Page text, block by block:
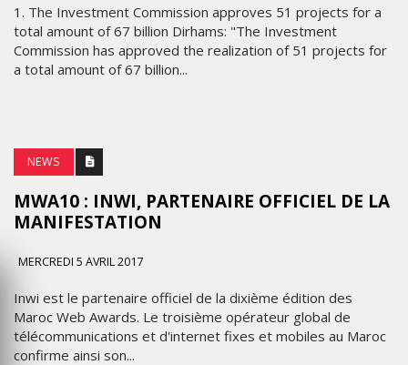
1. The Investment Commission approves 51 projects for a
total amount of 67 billion Dirhams: "The Investment
Commission has approved the realization of 51 projects for
a total amount of 67 billion...
NEWS
MWA10 : INWI, PARTENAIRE OFFICIEL DE LA
MANIFESTATION
MERCREDI 5 AVRIL 2017
Inwi est le partenaire officiel de la dixième édition des
Maroc Web Awards. Le troisième opérateur global de
télécommunications et d'internet fixes et mobiles au Maroc
confirme ainsi son...